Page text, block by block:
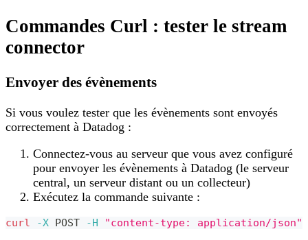
Commandes Curl : tester le stream
connector
Envoyer des évènements
Si vous voulez tester que les évènements sont envoyés
correctement à Datadog :
Connectez-vous au serveur que vous avez configuré
pour envoyer les évènements à Datadog (le serveur
central, un serveur distant ou un collecteur)
Exécutez la commande suivante :
curl -X POST -H "content-type: application/json"